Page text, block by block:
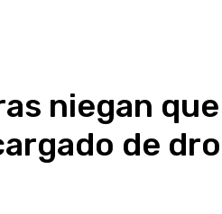
niegan que
de